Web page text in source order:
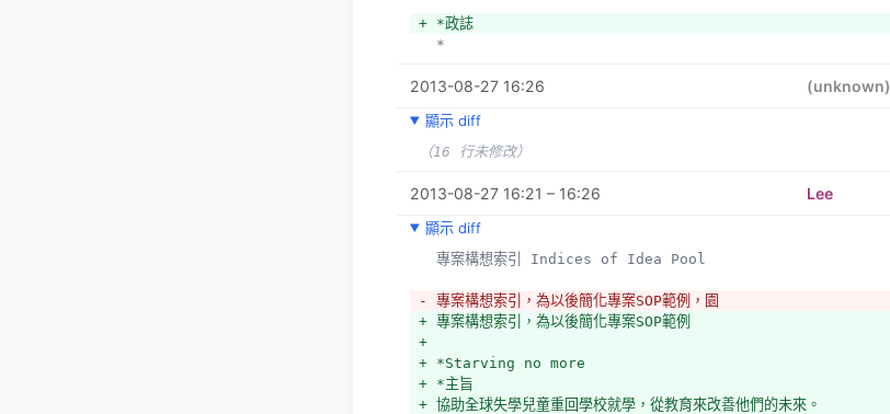
+ *政誌
  *
2013-08-27 16:26 (unknown)
顯示 diff
（16 行未修改）
2013-08-27 16:21 – 16:26 Lee
顯示 diff
  專案構想索引 Indices of Idea Pool
- 專案構想索引，為以後簡化專案SOP範例，園
+ 專案構想索引，為以後簡化專案SOP範例
+
+ *Starving no more
+ *主旨
+ 協助全球失學兒童重回學校就學，從教育來改善他們的未來。